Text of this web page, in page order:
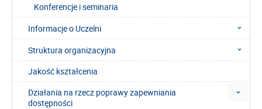
Konferencje i seminaria
Informacje o Uczelni
Struktura organizacyjna
Jakość kształcenia
Działania na rzecz poprawy zapewniania
dostępności